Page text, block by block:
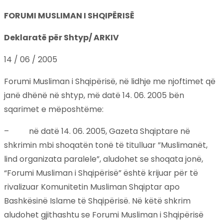
FORUMI MUSLIMAN I SHQIPËRISË
Deklaratë për Shtyp/ ARKIV
14 / 06 / 2005
Forumi Musliman i Shqipërisë, në lidhje me njoftimet që
janë dhënë në shtyp, më datë 14. 06. 2005 bën
sqarimet e mëposhtëme:
– në datë 14. 06. 2005, Gazeta Shqiptare në
shkrimin mbi shoqatën tonë të titulluar ”Muslimanët,
lind organizata paralele”, aludohet se shoqata jonë,
“Forumi Musliman i Shqipërisë” është krijuar për të
rivalizuar Komunitetin Musliman Shqiptar apo
Bashkësinë Islame të Shqipërisë. Në këtë shkrim
aludohet gjithashtu se Forumi Musliman i Shqipërisë